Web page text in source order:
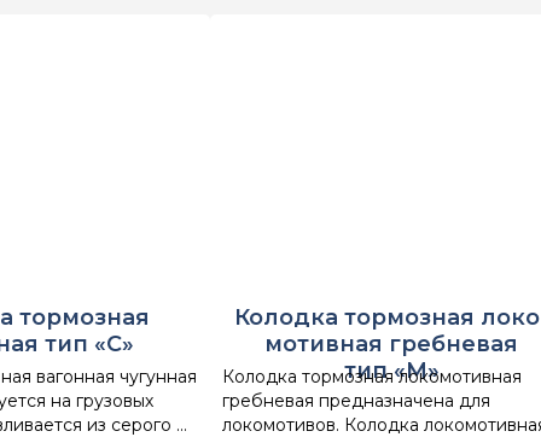
тормозная
тип «С»
вагонная чугунная
на грузовых
из серого ...
Колодка тормозная
мотивная гребневая
тип «М»
Колодка тормозная локомотивная
гребневая предназначена для
локомотивов. Колодка